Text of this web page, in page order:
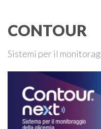
CONTOUR
Sistemi per il